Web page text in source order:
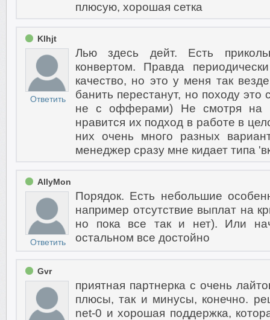
плюсую, хорошая сетка
Klhjt
Ответить
Лью здесь дейт. Есть
конвертом. Правда
качество, но это у меня так
банить перестанут, но походу
не с офферами) Не смотря на
нравится их подход в работе в
них очень много разных
менеджер сразу мне кидает типа
AllyMon
Ответить
Порядок. Есть небольшие
например отсутствие выплат на
но пока все так и нет). Или
остальном все достойно
Gvr
приятная партнерка с очень
плюсы, так и минусы, конечно.
net-0 и хорошая поддержка,